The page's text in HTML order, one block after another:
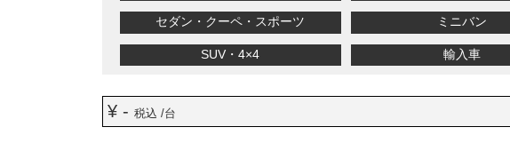
セダン・クーペ・スポーツ ミニバン
SUV・4×4 輸入車
¥ -税込 /台